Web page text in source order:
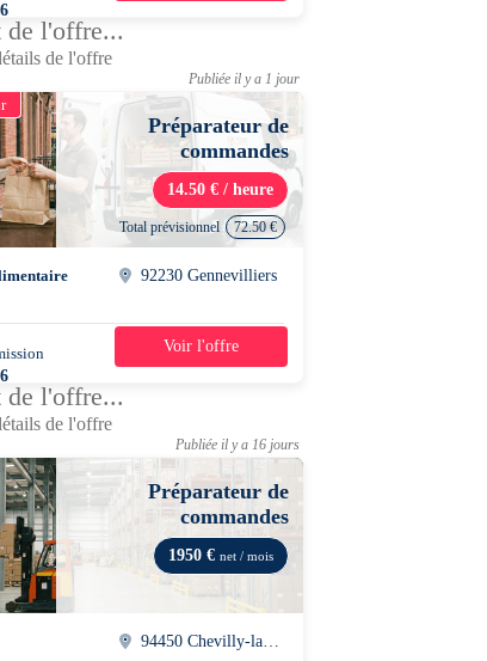
de l'offre...
de l'offre
Publiée il y a 1 jour
Préparateur de
commandes
14.50 € / heure
Total prévisionnel 72.50 €
92230 Gennevilliers
1 jour
Voir l'offre
de l'offre...
de l'offre
Publiée il y a 16 jours
Préparateur de
commandes
1950 € net / mois